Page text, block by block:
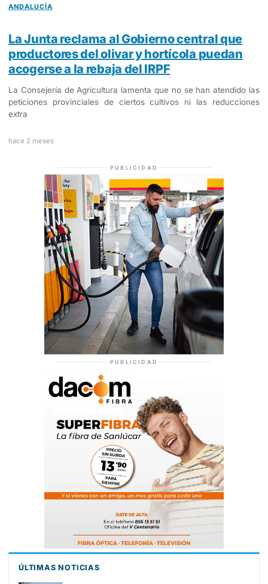
ANDALUCÍA
La Junta reclama al Gobierno central que
productores del olivar y hortícola puedan
acogerse a la rebaja del IRPF
La Consejería de Agricultura lamenta que no se han atendido las
peticiones provinciales de ciertos cultivos ni las reducciones
extra
hace 2 meses
PUBLICIDAD
PUBLICIDAD
ÚLTIMAS NOTICIAS